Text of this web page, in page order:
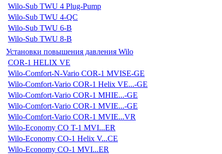
Wilo-Sub TWU 4 Plug-Pump
Wilo-Sub TWU 4-QC
Wilo-Sub TWU 6-B
Wilo-Sub TWU 8-B
Установки повышения давления Wilo
COR-1 HELIX VE
Wilo-Comfort-N-Vario COR-1 MVISE-GE
Wilo-Comfort-Vario COR-1 Helix VE...-GE
Wilo-Comfort-Vario COR-1 MHIE...-GE
Wilo-Comfort-Vario COR-1 MVIE...-GE
Wilo-Comfort-Vario COR-1 MVIE...VR
Wilo-Economy CO T-1 MVI...ER
Wilo-Economy CO-1 Helix V...CE
Wilo-Economy CO-1 MVI...ER